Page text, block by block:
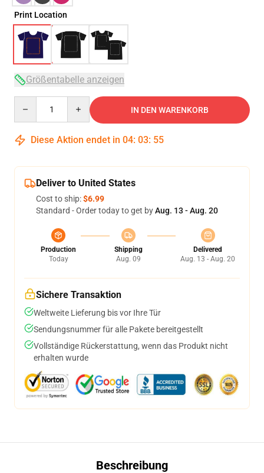
Print Location
Größentabelle anzeigen
IN DEN WARENKORB
Diese Aktion endet in 04: 03: 54
Deliver to United States
Cost to ship:$6.99
Standard - Order today to get byAug. 13 - Aug. 20
Production
Today
Shipping
Aug. 09
Delivered
Aug. 13 - Aug. 20
Sichere Transaktion
Weltweite Lieferung bis vor Ihre Tür
Sendungsnummer für alle Pakete bereitgestellt
Vollständige Rückerstattung, wenn das Produkt nicht
erhalten wurde
Beschreibung